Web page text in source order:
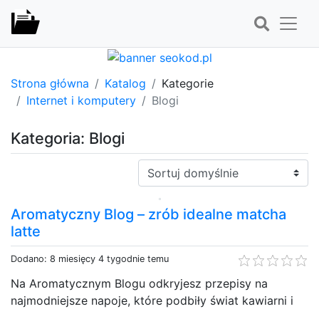
Strona główna Katalog
Kategorie
Internet i komputery
Blogi
Kategoria: Blogi
Sortuj:
Aromatyczny Blog – zrób idealne matcha
latte
Dodano: 8 miesięcy 4 tygodnie temu
Na Aromatycznym Blogu odkryjesz przepisy na
najmodniejsze napoje, które podbiły świat kawiarni i